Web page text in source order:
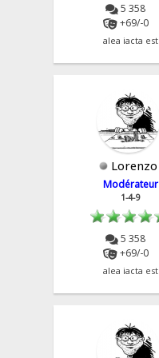
5 358
+69/-0
alea iacta est
Lorenzo
Modérateur
1-4-9
5 358
+69/-0
alea iacta est